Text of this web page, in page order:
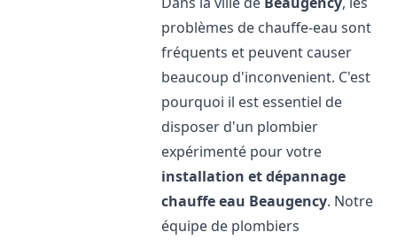
problèmes de chauffe-eau sont
fréquents et peuvent causer
beaucoup d'inconvenient. C'est
pourquoi il est essentiel de
disposer d'un plombier
expérimenté pour votre
installation et dépannage
chauffe eau Beaugency. Notre
équipe de plombiers